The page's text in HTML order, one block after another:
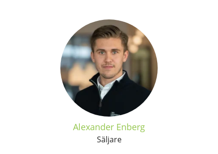
Alexander Enberg
Säljare